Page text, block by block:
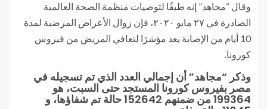
وقال “مجاهد” إنه طبقًا لتوصيات منظمة الصحة العالمية
الصادرة في ٢٧ مايو ٢٠٢٠، فإن زوال الأعراض المرضية لمدة
10 أيام من الإصابة يعد مؤشرًا لتعافي المريض من فيروس
كورونا.
وذكر “مجاهد” أن إجمالي العدد الذي تم تسجيله في
مصر بفيروس كورونا المستجد حتى السبت، هو
199364 من ضمنهم 152642 حالة تم شفاؤها، و